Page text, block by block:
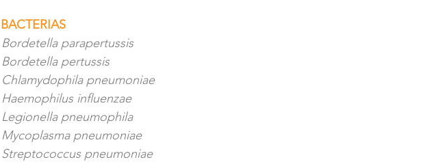
       BACTERIAS
Bordetella parapertussis
Bordetella pertussis
Chlamydophila pneumoniae
Haemophilus influenzae
Legionella pneumophila
Mycoplasma pneumoniae
Streptococcus pneumoniae